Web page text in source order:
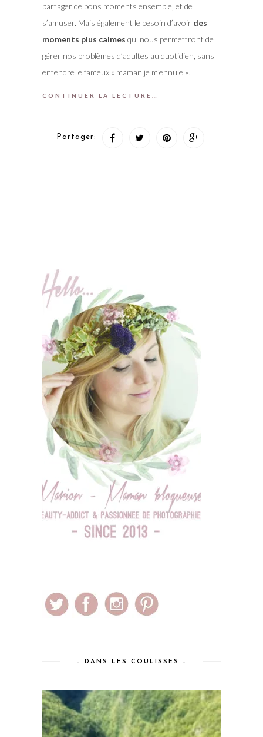
partager de bons moments ensemble, et de
s’amuser. Mais également le besoin d’avoir des
moments plus calmes qui nous permettront de
gérer nos problèmes d’adultes au quotidien, sans
entendre le fameux « maman je m’ennuie »!
CONTINUER LA LECTURE…
Partager:
– DANS LES COULISSES –